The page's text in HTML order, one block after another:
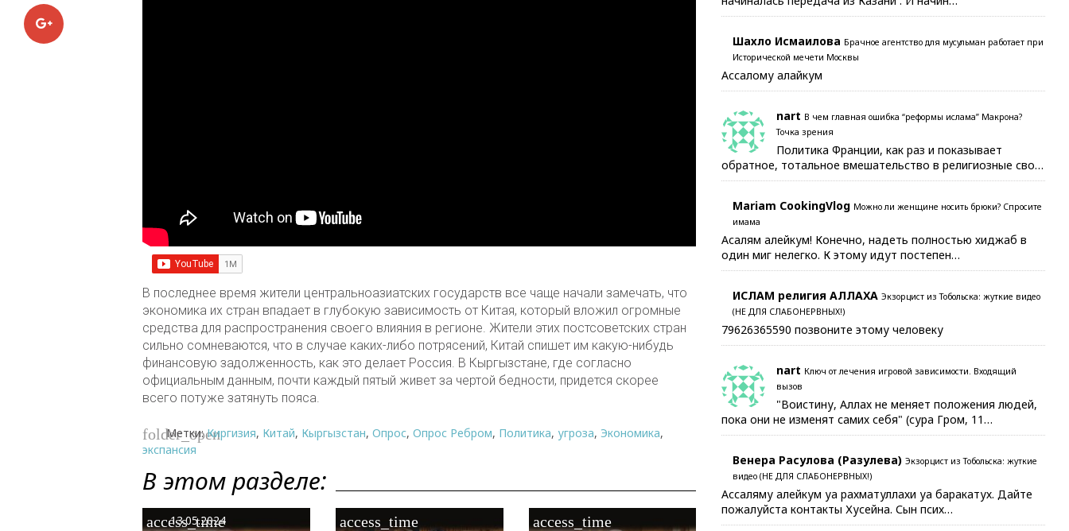
Google+
В последнее время жители центральноазиатских государств все чаще начали замечать, что
экономика их стран впадает в глубокую зависимость от Китая, который вложил огромные
средства для распространения своего влияния в регионе. Жители этих постсоветских стран
сильно сомневаются, что в случае каких-либо потрясений, Китай спишет им какую-нибудь
финансовую задолженность, как это делает Россия. В Кыргызстане, где согласно
официальным данным, почти каждый пятый живет за чертой бедности, придется скорее
всего потуже затянуть пояса.
folder_open
Метки:Киргизия, Китай, Кыргызстан, Опрос, Опрос Ребром, Политика, угроза, Экономика,
экспансия
В этом разделе:
access_time
13.05.2024 access_time access_time
Шахло Исмаилова Брачное агентство для мусульман работает при
Исторической мечети Москвы
Ассалому алайкум
nart В чем главная ошибка “реформы ислама” Макрона?
Точка зрения
Политика Франции, как раз и показывает
обратное, тотальное вмешательство в религиозные сво…
Mariam CookingVlog Можно ли женщине носить брюки? Спросите
имама
Асалям алейкум! Конечно, надеть полностью хиджаб в
один миг нелегко. К этому идут постепен…
ИСЛАМ религия АЛЛАХА Экзорцист из Тобольска: жуткие видео
(НЕ ДЛЯ СЛАБОНЕРВНЫХ!)
79626365590 позвоните этому человеку
nart Ключ от лечения игровой зависимости. Входящий
вызов
"Воистину, Аллах не меняет положения людей,
пока они не изменят самих себя" (сура Гром, 11…
Венера Расулова (Разулева) Экзорцист из Тобольска: жуткие
видео (НЕ ДЛЯ СЛАБОНЕРВНЫХ!)
Ассаляму алейкум уа рахматуллахи уа баракатух. Дайте
пожалуйста контакты Хусейна. Сын псих…